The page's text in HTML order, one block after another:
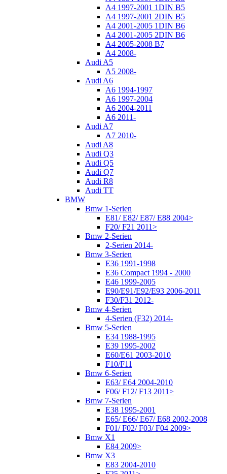
A4 1997-2001 1DIN B5
A4 1997-2001 2DIN B5
A4 2001-2005 1DIN B6
A4 2001-2005 2DIN B6
A4 2005-2008 B7
A4 2008-
Audi A5
A5 2008-
Audi A6
A6 1994-1997
A6 1997-2004
A6 2004-2011
A6 2011-
Audi A7
A7 2010-
Audi A8
Audi Q3
Audi Q5
Audi Q7
Audi R8
Audi TT
BMW
Bmw 1-Serien
E81/ E82/ E87/ E88 2004>
F20/ F21 2011>
Bmw 2-Serien
2-Serien 2014-
Bmw 3-Serien
E36 1991-1998
E36 Compact 1994 - 2000
E46 1999-2005
E90/E91/E92/E93 2006-2011
F30/F31 2012-
Bmw 4-Serien
4-Serien (F32) 2014-
Bmw 5-Serien
E34 1988-1995
E39 1995-2002
E60/E61 2003-2010
F10/F11
Bmw 6-Serien
E63/ E64 2004-2010
F06/ F12/ F13 2011>
Bmw 7-Serien
E38 1995-2001
E65/ E66/ E67/ E68 2002-2008
F01/ F02/ F03/ F04 2009>
Bmw X1
E84 2009>
Bmw X3
E83 2004-2010